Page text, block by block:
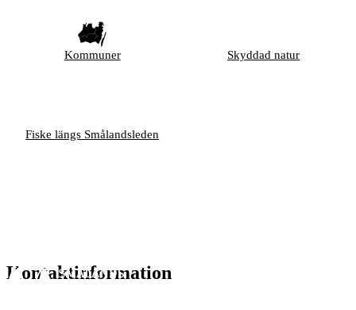
Kommuner Skyddad natur
Fiske längs Smålandsleden
Kontaktinformation